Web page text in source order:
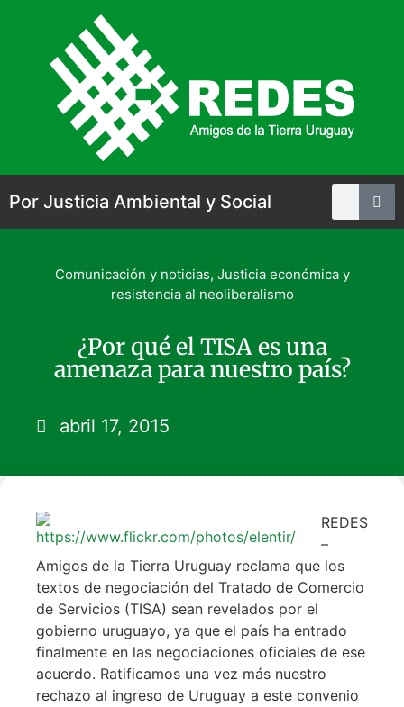
Por Justicia Ambiental y Social
Comunicación y noticias, Justicia económica y
resistencia al neoliberalismo
¿Por qué el TISA es una
amenaza para nuestro país?
abril 17, 2015
REDES
–
Amigos de la Tierra Uruguay reclama que los
textos de negociación del Tratado de Comercio
de Servicios (TISA) sean revelados por el
gobierno uruguayo, ya que el país ha entrado
finalmente en las negociaciones oficiales de ese
acuerdo. Ratificamos una vez más nuestro
rechazo al ingreso de Uruguay a este convenio